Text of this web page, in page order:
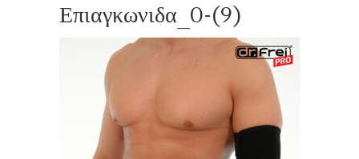
Επιαγκωνιδα_0-(9)